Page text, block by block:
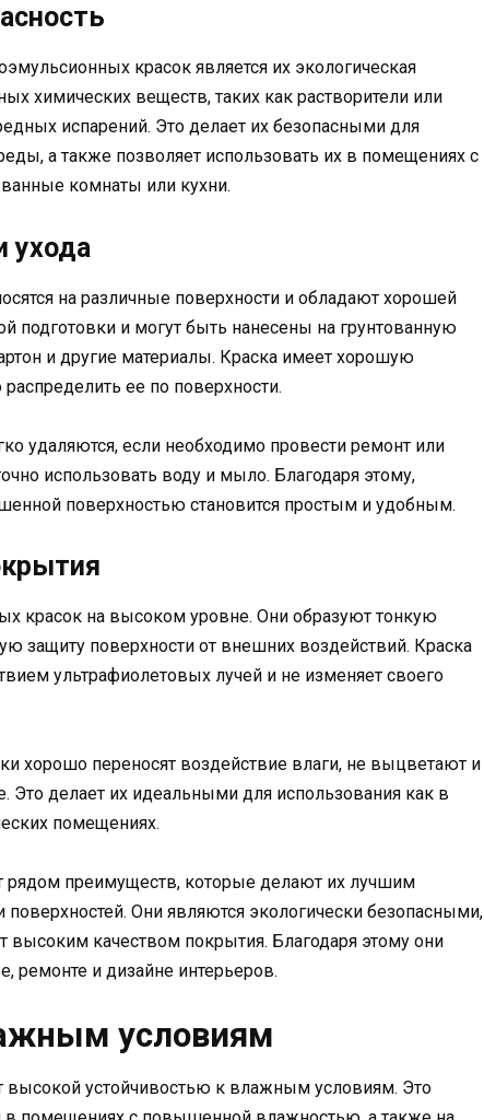
красок является их экологическая
химических веществ, таких как растворители или
испарений. Это делает их безопасными для
а также позволяет использовать их в помещениях с
комнаты или кухни.
ухода
на различные поверхности и обладают хорошей
подготовки и могут быть нанесены на грунтованную
и другие материалы. Краска имеет хорошую
ее по поверхности.
удаляются, если необходимо провести ремонт или
использовать воду и мыло. Благодаря этому,
поверхностью становится простым и удобным.
красок на высоком уровне. Они образуют тонкую
защиту поверхности от внешних воздействий. Краска
ультрафиолетовых лучей и не изменяет своего
хорошо переносят воздействие влаги, не выцветают и
Это делает их идеальными для использования как в
помещениях.
рядом преимуществ, которые делают их лучшим
Они являются экологически безопасными,
высоким качеством покрытия. Благодаря этому они
ремонте и дизайне интерьеров.
условиям
высокой устойчивостью к влажным условиям. Это